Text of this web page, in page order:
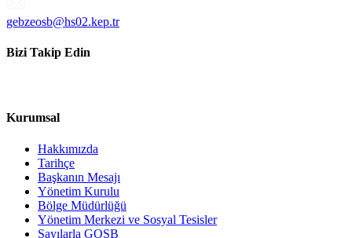
gebzeosb@hs02.kep.tr
Bizi Takip Edin
Kurumsal
Hakkımızda
Tarihçe
Başkanın Mesajı
Yönetim Kurulu
Bölge Müdürlüğü
Yönetim Merkezi ve Sosyal Tesisler
Sayılarla GOSB